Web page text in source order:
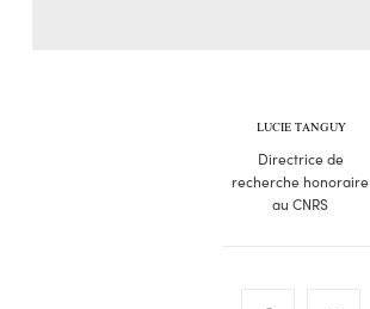
LUCIE TANGUY
Directrice de
recherche honoraire
au CNRS